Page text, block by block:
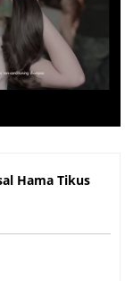
Hama Tikus